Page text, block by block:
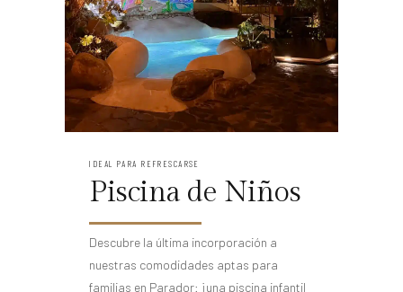
IDEAL PARA REFRESCARSE
Piscina de Niños
Descubre la última incorporación a
nuestras comodidades aptas para
familias en Parador: ¡una piscina infantil